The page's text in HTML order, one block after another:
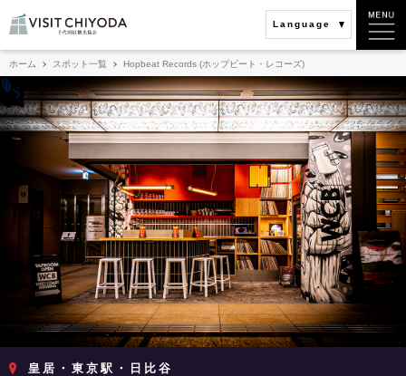
Language
ホーム スポット一覧 Hopbeat Records (ホップビート・レコーズ)
皇居・東京駅・日比谷